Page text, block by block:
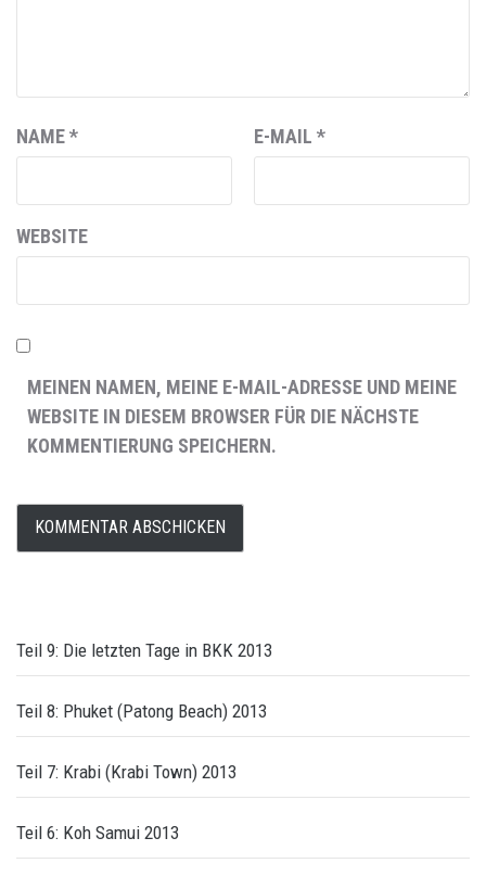
NAME* E-MAIL *
WEBSITE
MEINEN NAMEN, MEINE E-MAIL-ADRESSE UND MEINE
WEBSITE IN DIESEM BROWSER FÜR DIE NÄCHSTE
KOMMENTIERUNG SPEICHERN.
Teil 9: Die letzten Tage in BKK 2013
Teil 8: Phuket (Patong Beach) 2013
Teil 7: Krabi (Krabi Town) 2013
Teil 6: Koh Samui 2013